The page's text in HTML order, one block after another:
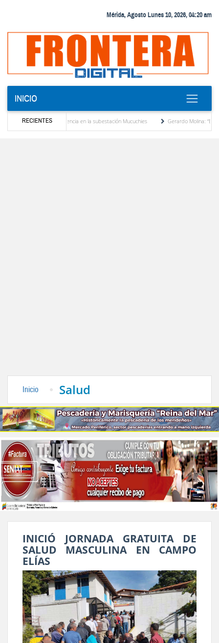
Mérida, Agosto Lunes 10, 2026, 04:20 am
INICIO
RECIENTES
de potencia en la subestación Mucuchies
Gerardo Molina: “El
Inicio Salud
INICIÓ JORNADA GRATUITA DE
SALUD MASCULINA EN CAMPO
ELÍAS